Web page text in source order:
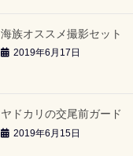
海族オススメ撮影セット
2019年6月17日
ヤドカリの交尾前ガード
2019年6月15日